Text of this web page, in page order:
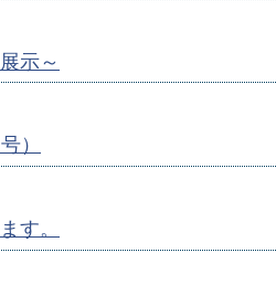
示～
）
す。